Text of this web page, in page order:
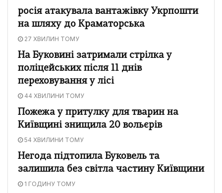
росія атакувала вантажівку Укрпошти
на шляху до Краматорська
27 ХВИЛИН ТОМУ
На Буковині затримали стрілка у
поліцейських після 11 днів
переховування у лісі
44 ХВИЛИНИ ТОМУ
Пожежа у притулку для тварин на
Київщині знищила 20 вольєрів
54 ХВИЛИНИ ТОМУ
Негода підтопила Буковель та
залишила без світла частину Київщини
1 ГОДИНУ ТОМУ